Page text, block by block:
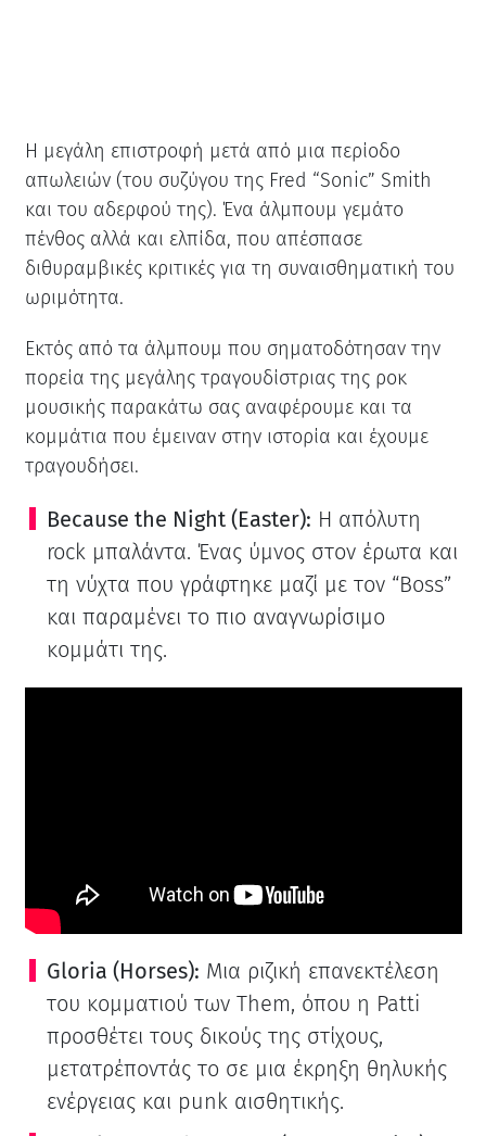
Η μεγάλη επιστροφή μετά από μια περίοδο
απωλειών (του συζύγου της Fred “Sonic” Smith
και του αδερφού της). Ένα άλμπουμ γεμάτο
πένθος αλλά και ελπίδα, που απέσπασε
διθυραμβικές κριτικές για τη συναισθηματική του
ωριμότητα.
Εκτός από τα άλμπουμ που σηματοδότησαν την
πορεία της μεγάλης τραγουδίστριας της ροκ
μουσικής παρακάτω σας αναφέρουμε και τα
κομμάτια που έμειναν στην ιστορία και έχουμε
τραγουδήσει.
Because the Night (Easter): Η απόλυτη
rock μπαλάντα. Ένας ύμνος στον έρωτα και
τη νύχτα που γράφτηκε μαζί με τον “Boss”
και παραμένει το πιο αναγνωρίσιμο
κομμάτι της.
Gloria (Horses): Μια ριζική επανεκτέλεση
του κομματιού των Them, όπου η Patti
προσθέτει τους δικούς της στίχους,
μετατρέποντάς το σε μια έκρηξη θηλυκής
ενέργειας και punk αισθητικής.